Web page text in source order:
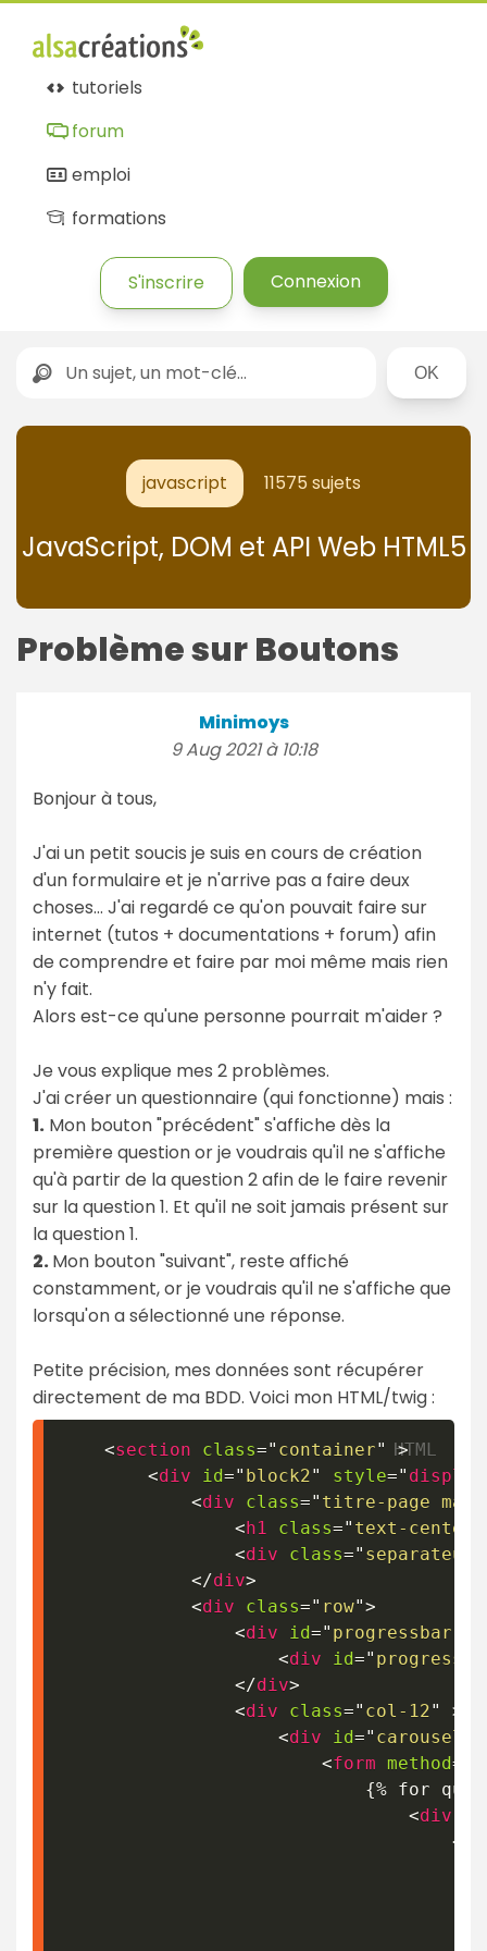
tutoriels
forum
emploi
formations
S'inscrire Connexion
Rechercher
javascript 11575 sujets
JavaScript, DOM et API Web HTML5
Problème sur Boutons
Minimoys
9 Aug 2021 à 10:18
Bonjour à tous,
J'ai un petit soucis je suis en cours de création
d'un formulaire et je n'arrive pas a faire deux
choses... J'ai regardé ce qu'on pouvait faire sur
internet (tutos + documentations + forum) afin
de comprendre et faire par moi même mais rien
n'y fait.
Alors est-ce qu'une personne pourrait m'aider ?
Je vous explique mes 2 problèmes.
J'ai créer un questionnaire (qui fonctionne) mais :
1. Mon bouton "précédent" s'affiche dès la
première question or je voudrais qu'il ne s'affiche
qu'à partir de la question 2 afin de le faire revenir
sur la question 1. Et qu'il ne soit jamais présent sur
la question 1.
2.Mon bouton "suivant", reste affiché
constamment, or je voudrais qu'il ne s'affiche que
lorsqu'on a sélectionné une réponse.
Petite précision, mes données sont récupérer
directement de ma BDD. Voici mon HTML/twig :
<section class=" container"
>
<div id=" block2" style=" display
<div class=" titre-page
<h1 class=" text-center
<div class=" separateur
</div>
<div class=" row">
<div id=" progressbar
<div id=" progress-
</div>
<div class=" col-12"
>
<div id="
<form method=
{% for
<div
<